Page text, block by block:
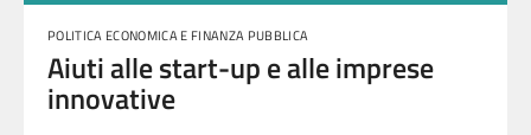
POLITICA ECONOMICA E FINANZA PUBBLICA
Aiuti alle start-up e alle imprese
innovative